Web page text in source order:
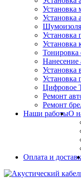
Установка
Установка
Установка
Установка
Тонировка
Нанесение
Установка
Установка
Цифровое
Ремонт
Ремонт
Наши работыО
Оплата и